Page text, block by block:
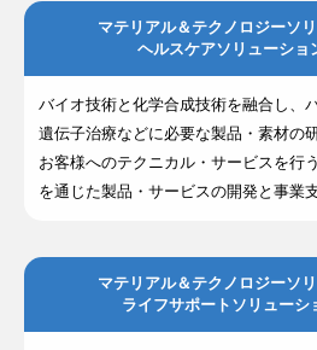
マテリアル＆テクノロジーソ
ヘルスケアソリューショ
バイオ技術と化学合成技術を融合し、
遺伝子治療などに必要な製品・素材の
お客様へのテクニカル・サービスを行
を通じた製品・サービスの開発と事業
マテリアル＆テクノロジーソ
ライフサポートソリューシ